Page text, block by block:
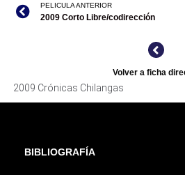
PELICULA ANTERIOR
2009 Corto Libre/codirección
Volver a ficha
2009 Crónicas Chilangas
BIBLIOGRAFÍA